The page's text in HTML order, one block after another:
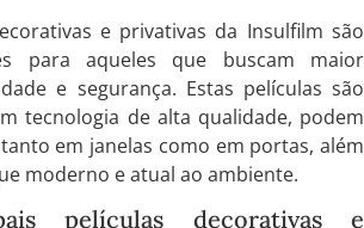
e privativas da Insulfilm são
para aqueles que buscam maior
e segurança. Estas películas são
tecnologia de alta qualidade, podem
em janelas como em portas, além
moderno e atual ao ambiente.
películas decorativas e